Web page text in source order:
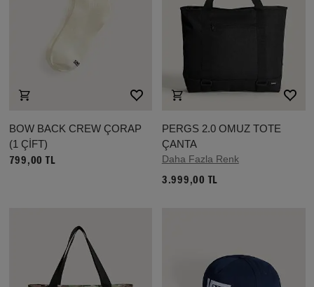
BOW BACK CREW ÇORAP
(1 ÇİFT)
799,00 TL
PERGS 2.0 OMUZ TOTE
ÇANTA
Daha Fazla Renk
3.999,00 TL